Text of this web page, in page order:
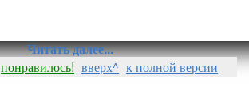
Читать далее...
понравилось! вверх^ к полной версии